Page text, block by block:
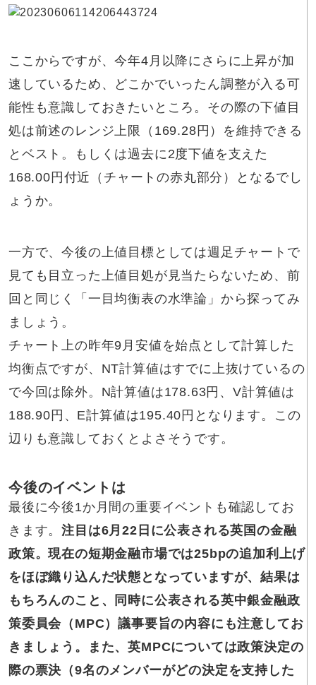
ここからですが、今年4月以降にさらに上昇が加
速しているため、どこかでいったん調整が入る可
能性も意識しておきたいところ。その際の下値目
処は前述のレンジ上限（169.28円）を維持できる
とベスト。もしくは過去に2度下値を支えた
168.00円付近（チャートの赤丸部分）となるでし
ょうか。
一方で、今後の上値目標としては週足チャートで
見ても目立った上値目処が見当たらないため、前
回と同じく「一目均衡表の水準論」から探ってみ
ましょう。
チャート上の昨年9月安値を始点として計算した
均衡点ですが、NT計算値はすでに上抜けているの
で今回は除外。N計算値は178.63円、V計算値は
188.90円、E計算値は195.40円となります。この
辺りも意識しておくとよさそうです。
今後のイベントは
最後に今後1か月間の重要イベントも確認してお
きます。注目は6月22日に公表される英国の金融
政策。現在の短期金融市場では25bpの追加利上げ
をほぼ織り込んだ状態となっていますが、結果は
もちろんのこと、同時に公表される英中銀金融政
策委員会（MPC）議事要旨の内容にも注意してお
きましょう。また、英MPCについては政策決定の
際の票決（9名のメンバーがどの決定を支持した